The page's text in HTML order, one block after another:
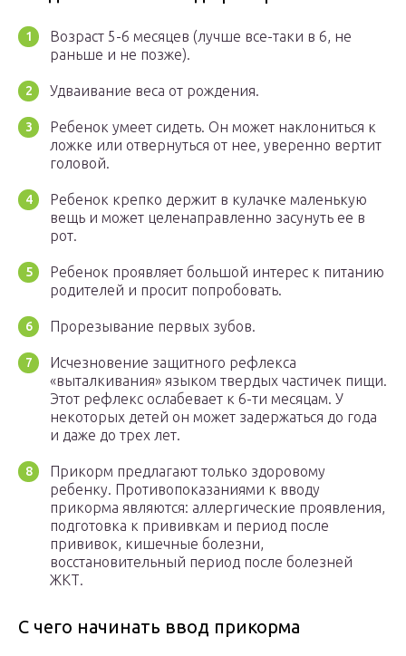
Возраст 5-6 месяцев (лучше все-таки в 6, не
раньше и не позже).
Удваивание веса от рождения.
Ребенок умеет сидеть. Он может наклониться к
ложке или отвернуться от нее, уверенно вертит
головой.
Ребенок крепко держит в кулачке маленькую
вещь и может целенаправленно засунуть ее в
рот.
Ребенок проявляет большой интерес к питанию
родителей и просит попробовать.
Прорезывание первых зубов.
Исчезновение защитного рефлекса
«выталкивания» языком твердых частичек пищи.
Этот рефлекс ослабевает к 6-ти месяцам. У
некоторых детей он может задержаться до года
и даже до трех лет.
Прикорм предлагают только здоровому
ребенку. Противопоказаниями к вводу
прикорма являются: аллергические проявления,
подготовка к прививкам и период после
прививок, кишечные болезни,
восстановительный период после болезней
ЖКТ.
С чего начинать ввод прикорма